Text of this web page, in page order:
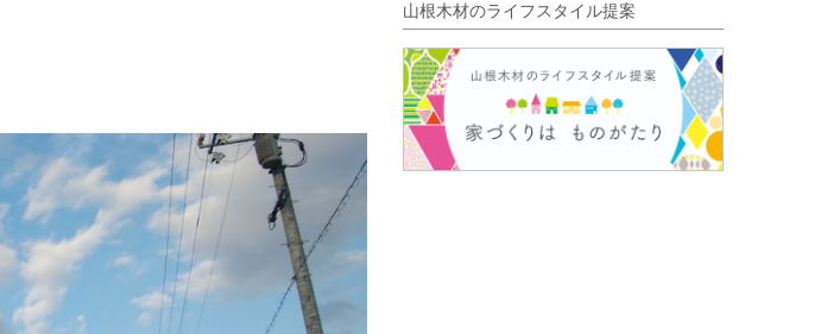
山根木材のライフスタイル提案